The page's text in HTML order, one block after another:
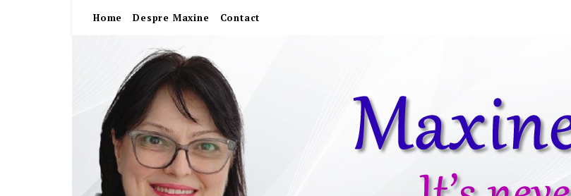
Home Despre Maxine Contact